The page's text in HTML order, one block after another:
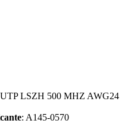
LSZH 500 MHZ AWG24
: A145-0570